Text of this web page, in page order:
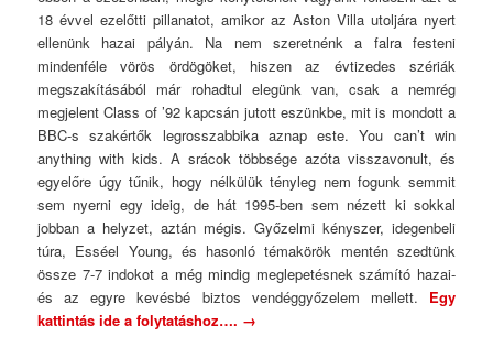
18 évvel ezelőtti pillanatot, amikor az Aston Villa utoljára nyert
ellenünk hazai pályán. Na nem szeretnénk a falra festeni
mindenféle vörös ördögöket, hiszen az évtizedes szériák
megszakításából már rohadtul elegünk van, csak a nemrég
megjelent Class of ’92 kapcsán jutott eszünkbe, mit is mondott a
BBC-s szakértők legrosszabbika aznap este. You can’t win
anything with kids. A srácok többsége azóta visszavonult, és
egyelőre úgy tűnik, hogy nélkülük tényleg nem fogunk semmit
sem nyerni egy ideig, de hát 1995-ben sem nézett ki sokkal
jobban a helyzet, aztán mégis. Győzelmi kényszer, idegenbeli
túra, Esséel Young, és hasonló témakörök mentén szedtünk
össze 7-7 indokot a még mindig meglepetésnek számító hazai-
és az egyre kevésbé biztos vendéggyőzelem mellett.
Egy
kattintás ide a folytatáshoz…. →